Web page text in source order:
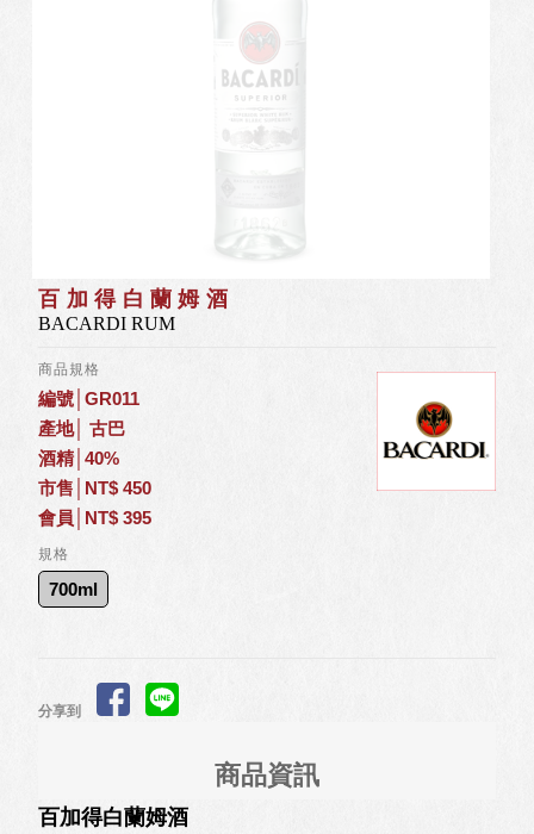
百加得白蘭姆酒
BACARDI RUM
商品規格
編號│GR011
產地│ 古巴
酒精│40%
市售│NT$ 450
會員│NT$ 395
規格
700ml
分享到
商品資訊
百加得白蘭姆酒